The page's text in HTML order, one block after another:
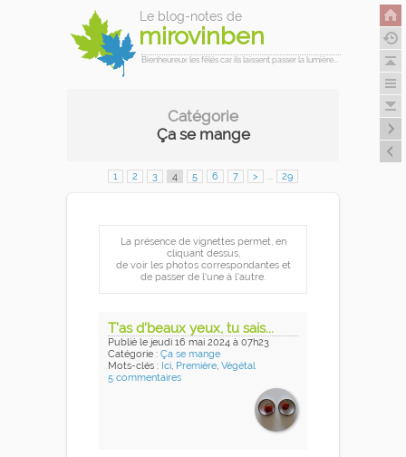
Le blog-notes de
mirovinben
Bienheureux les fêlés car ils laissent passer la lumière...
Catégorie
Ça se mange
1 2 3 4 5 6 7 > ... 29
La présence de vignettes permet, en
cliquant dessus,
de voir les photos correspondantes et
de passer de l'une à l'autre.
T'as d'beaux yeux, tu sais...
Publié le jeudi 16 mai 2024 à 07h23
Catégorie : Ça se mange
Mots-clés : Ici, Première, Végétal
5 commentaires